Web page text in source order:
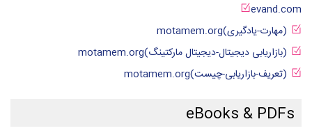
evand.com
(مهارت-یادگیری)motamem.org
(بازاریابی دیجیتال-دیجیتال مارکتینگ)motamem.org
(تعریف-بازاریابی-چیست)motamem.org
eBooks & PDFs